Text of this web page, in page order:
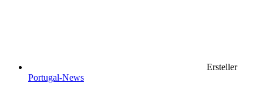
Ersteller
Portugal-News